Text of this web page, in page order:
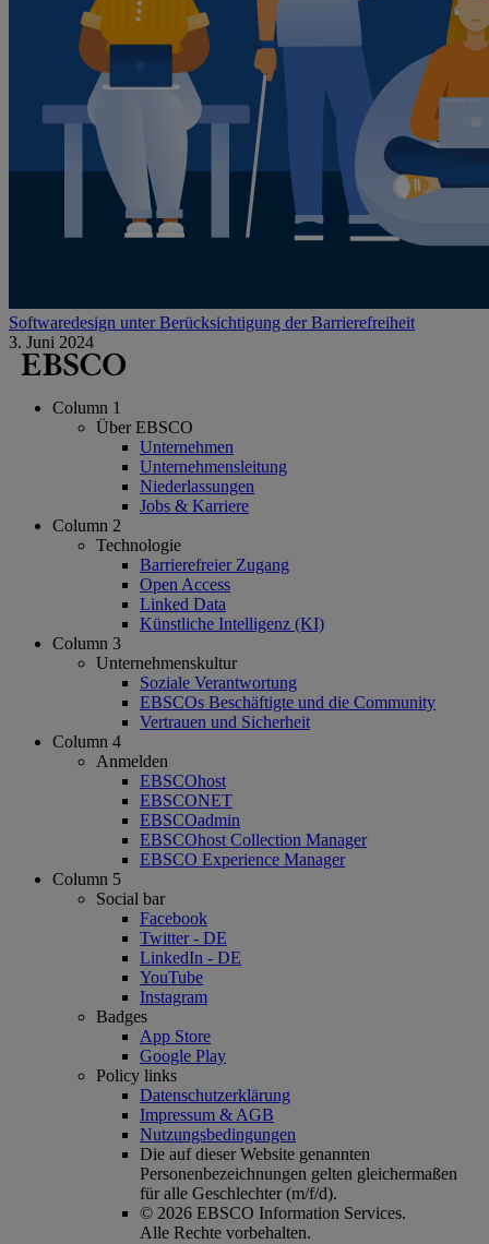
Softwaredesign unter Berücksichtigung der Barrierefreiheit
3. Juni 2024
Column 1
Über EBSCO
Unternehmen
Unternehmensleitung
Niederlassungen
Jobs & Karriere
Column 2
Technologie
Barrierefreier Zugang
Open Access
Linked Data
Künstliche Intelligenz (KI)
Column 3
Unternehmenskultur
Soziale Verantwortung
EBSCOs Beschäftigte und die Community
Vertrauen und Sicherheit
Column 4
Anmelden
EBSCOhost
EBSCONET
EBSCOadmin
EBSCOhost Collection Manager
EBSCO Experience Manager
Column 5
Social bar
Facebook
Twitter - DE
LinkedIn - DE
YouTube
Instagram
Badges
App Store
Google Play
Policy links
Datenschutzerklärung
Impressum & AGB
Nutzungsbedingungen
Die auf dieser Website genannten
Personenbezeichnungen gelten gleichermaßen
für alle Geschlechter (m/f/d).
© 2026 EBSCO Information Services.
Alle Rechte vorbehalten.